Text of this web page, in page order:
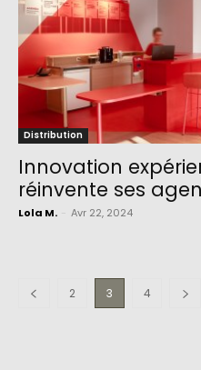
Distribution
Innovation
réinvente ses
Lola M. Avr 22, 2024
2 3 4